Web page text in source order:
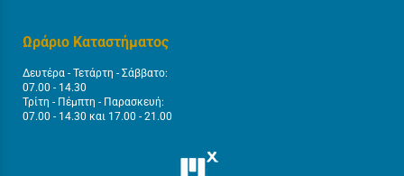
Ωράριο Καταστήματος
Δευτέρα - Τετάρτη - Σάββατο:
07.00 - 14.30
Τρίτη - Πέμπτη - Παρασκευή:
07.00 - 14.30 και 17.00 - 21.00